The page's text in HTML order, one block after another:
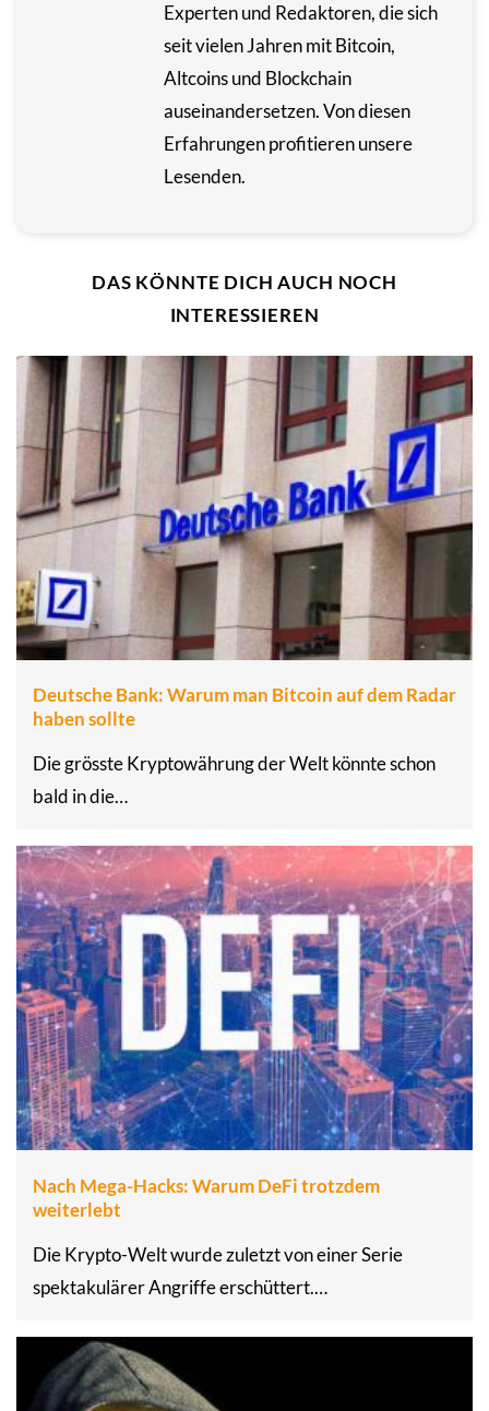
Experten und Redaktoren, die sich
seit vielen Jahren mit Bitcoin,
Altcoins und Blockchain
auseinandersetzen. Von diesen
Erfahrungen profitieren unsere
Lesenden.
DAS KÖNNTE DICH AUCH NOCH
INTERESSIEREN
Deutsche Bank: Warum man Bitcoin auf dem Radar
haben sollte
Die grösste Kryptowährung der Welt könnte schon
bald in die…
Nach Mega-Hacks: Warum DeFi trotzdem
weiterlebt
Die Krypto-Welt wurde zuletzt von einer Serie
spektakulärer Angriffe erschüttert.…